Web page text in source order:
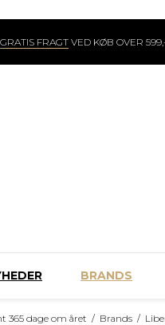
GRATIS FRAGTVED KØB OVER
BRANDS
365 dage om året / Brands /